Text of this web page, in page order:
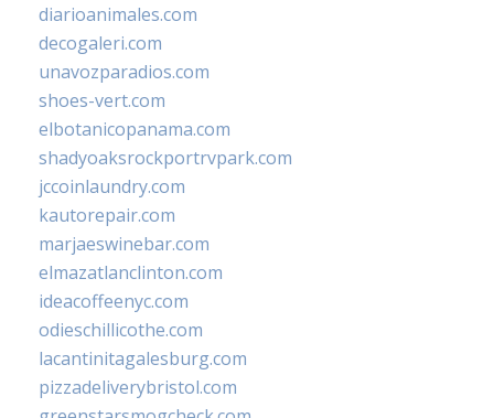
diarioanimales.com
decogaleri.com
unavozparadios.com
shoes-vert.com
elbotanicopanama.com
shadyoaksrockportrvpark.com
jccoinlaundry.com
kautorepair.com
marjaeswinebar.com
elmazatlanclinton.com
ideacoffeenyc.com
odieschillicothe.com
lacantinitagalesburg.com
pizzadeliverybristol.com